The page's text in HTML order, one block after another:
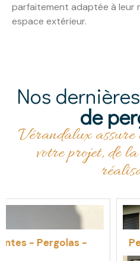
parfaitement adaptée à leur
espace extérieur.
Nos dernières
de
Vérandalux assure
votre projet, de
Pergolas